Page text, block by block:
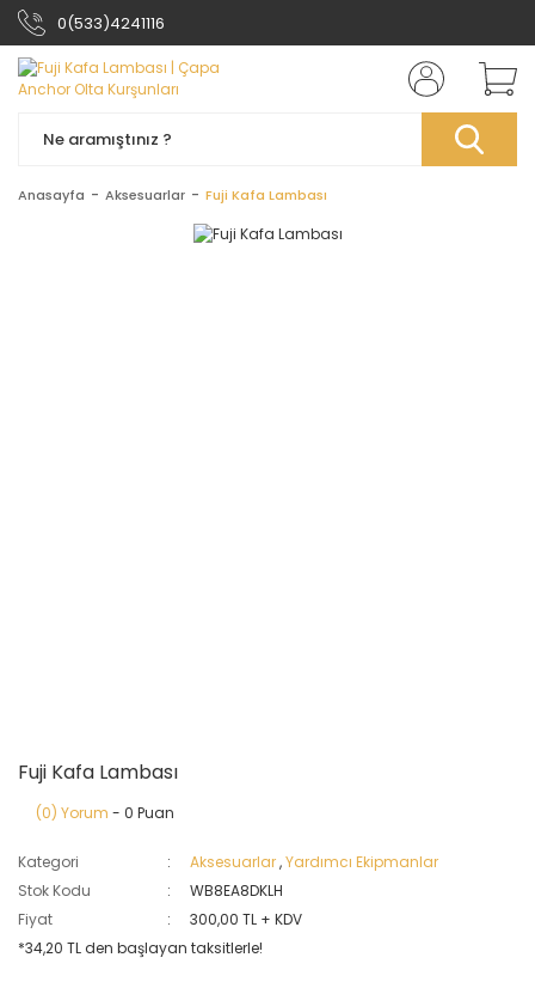
0(533)4241116
Anasayfa Aksesuarlar Fuji Kafa Lambası
Fuji Kafa Lambası
(0) Yorum - 0 Puan
Kategori Aksesuarlar,Yardımcı Ekipmanlar
Stok Kodu
WB8EA8DKLH
Fiyat
300,00 TL + KDV
*34,20 TL den başlayan taksitlerle!